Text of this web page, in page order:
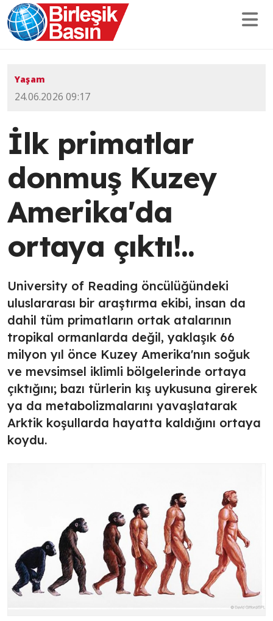
Yaşam
24.06.2026 09:17
İlk primatlar
donmuş Kuzey
Amerika'da
ortaya çıktı!..
University of Reading öncülüğündeki
uluslararası bir araştırma ekibi, insan da
dahil tüm primatların ortak atalarının
tropikal ormanlarda değil, yaklaşık 66
milyon yıl önce Kuzey Amerika'nın soğuk
ve mevsimsel iklimli bölgelerinde ortaya
çıktığını; bazı türlerin kış uykusuna girerek
ya da metabolizmalarını yavaşlatarak
Arktik koşullarda hayatta kaldığını ortaya
koydu.